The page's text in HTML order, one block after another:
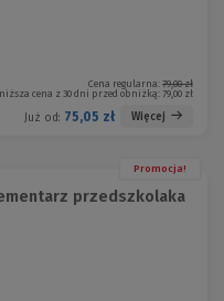
Cena regularna: 79,00 zł
cena z 30 dni przed obniżką:79,00 zł
Już od: 75,05 zł Więcej
Promocja!
przedszkolaka